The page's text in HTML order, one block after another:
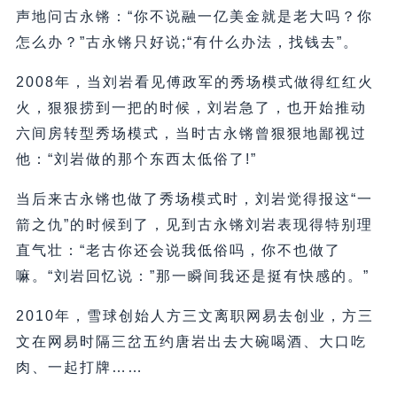
声地问古永锵：“你不说融一亿美金就是老大吗？你
怎么办？”古永锵只好说;“有什么办法，找钱去”。
2008年，当刘岩看见傅政军的秀场模式做得红红火
火，狠狠捞到一把的时候，刘岩急了，也开始推动
六间房转型秀场模式，当时古永锵曾狠狠地鄙视过
他：“刘岩做的那个东西太低俗了!”
当后来古永锵也做了秀场模式时，刘岩觉得报这“一
箭之仇”的时候到了，见到古永锵刘岩表现得特别理
直气壮：“老古你还会说我低俗吗，你不也做了
嘛。“刘岩回忆说：”那一瞬间我还是挺有快感的。”
2010年，雪球创始人方三文离职网易去创业，方三
文在网易时隔三岔五约唐岩出去大碗喝酒、大口吃
肉、一起打牌……